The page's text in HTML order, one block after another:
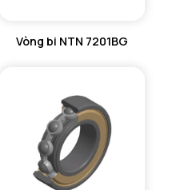
Vòng bi NTN 7201BG